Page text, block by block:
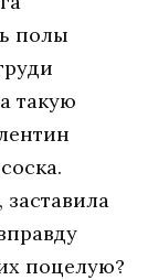
полы
такую
поцелую?